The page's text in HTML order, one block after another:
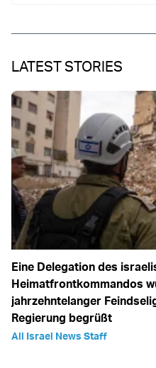
LATEST STORIES
Eine Delegation des
Heimatfrontkommandos
jahrzehntelanger
Regierung begrüßt
All Israel News Staff